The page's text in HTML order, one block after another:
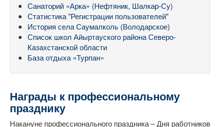
Санаторий «Арка» (Нефтяник, Шалкар-Су)
Статистика "Регистрации пользователей"
История села Саумалколь (Володарское)
Список школ Айыртауского района Северо-
Казахстанской области
База отдыха «Турпан»
Награды к профессиональному
празднику
Накануне профессионального праздника – Дня работников